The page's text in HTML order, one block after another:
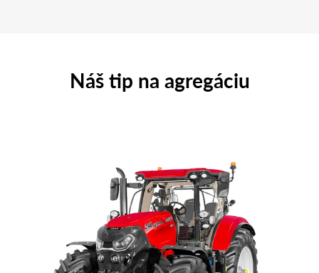
Náš tip na agregáciu